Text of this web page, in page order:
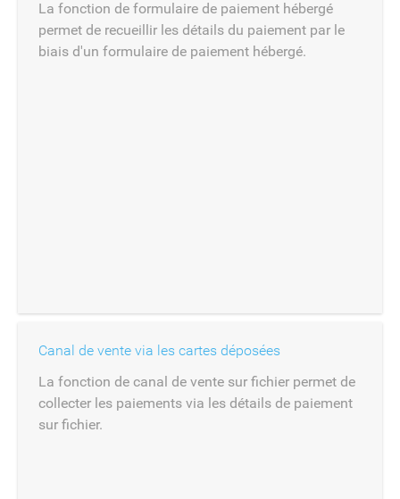
La fonction de formulaire de paiement hébergé
permet de recueillir les détails du paiement par le
biais d'un formulaire de paiement hébergé.
Canal de vente via les cartes déposées
La fonction de canal de vente sur fichier permet de
collecter les paiements via les détails de paiement
sur fichier.